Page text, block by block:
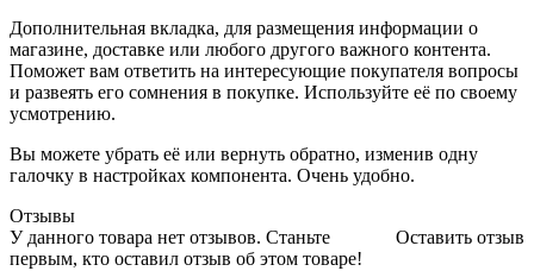
Дополнительная вкладка, для размещения информации о
магазине, доставке или любого другого важного контента.
Поможет вам ответить на интересующие покупателя вопросы
и развеять его сомнения в покупке. Используйте её по своему
усмотрению.
Вы можете убрать её или вернуть обратно, изменив одну
галочку в настройках компонента. Очень удобно.
Отзывы
Оставить отзыв
У данного товара нет отзывов. Станьте
первым, кто оставил отзыв об этом товаре!